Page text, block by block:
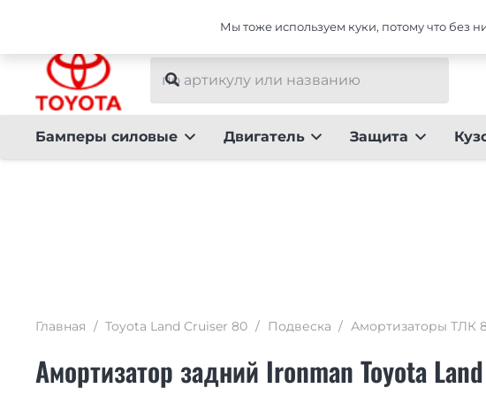
Интернет-магазин тюнинга для Toyota Land Cruiser 80
Бамперы силовые Двигатель Защита
Главная / Toyota Land Cruiser 80 / Подвеска / Амортизаторы ТЛК
Амортизатор задний Ironman Toyota
Мы тоже используем куки, потому что без